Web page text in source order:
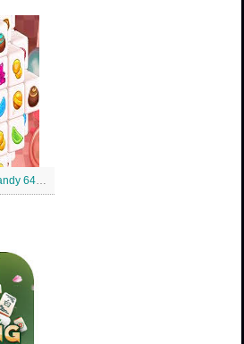
Mahjongg Dimensions Candy 640 Saniye